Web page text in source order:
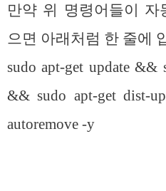
만약 위 명령어들이 자
으면 아래처럼 한 줄에
sudo apt-get update &&
&& sudo apt-get dist-
autoremove -y